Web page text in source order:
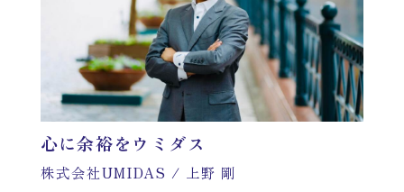
心に余裕をウミダス
株式会社UMIDAS / 上野 剛